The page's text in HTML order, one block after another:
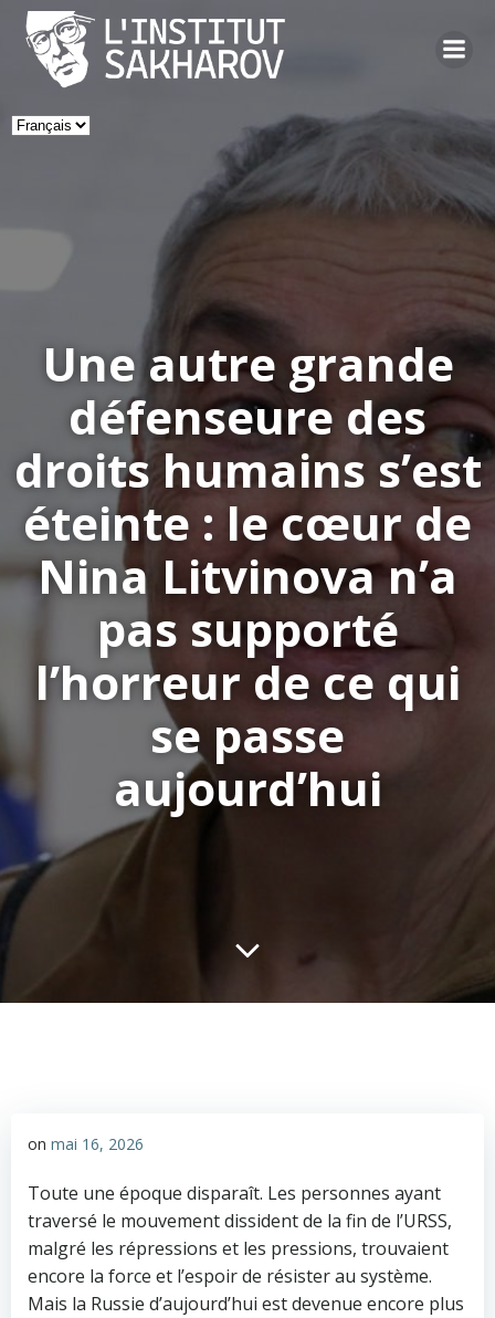
to
content
Choisir
Une autre grande
défenseure des
droits humains s’est
éteinte : le cœur de
Nina Litvinova n’a
pas supporté
l’horreur de ce qui
se passe
aujourd’hui
on mai 16, 2026
Toute une époque disparaît. Les personnes ayant
traversé le mouvement dissident de la fin de l’URSS,
malgré les répressions et les pressions, trouvaient
encore la force et l’espoir de résister au système.
Mais la Russie d’aujourd’hui est devenue encore plus